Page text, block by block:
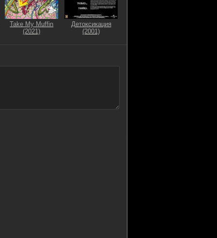
Take My Muffin
(2021)
Детоксикация
(2001)